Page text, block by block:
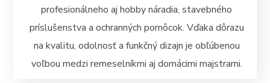
profesionálneho aj hobby náradia, stavebného
príslušenstva a ochranných pomôcok. Vďaka dôrazu
na kvalitu, odolnosť a funkčný dizajn je obľúbenou
voľbou medzi remeselníkmi aj domácimi majstrami.